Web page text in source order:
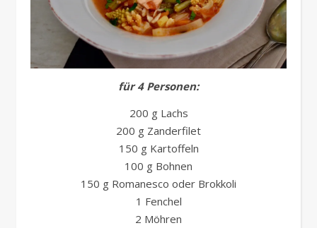
für 4 Personen:
200 g Lachs
200 g Zanderfilet
150 g Kartoffeln
100 g Bohnen
150 g Romanesco oder Brokkoli
1 Fenchel
2 Möhren